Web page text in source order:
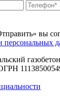
вы
персональных